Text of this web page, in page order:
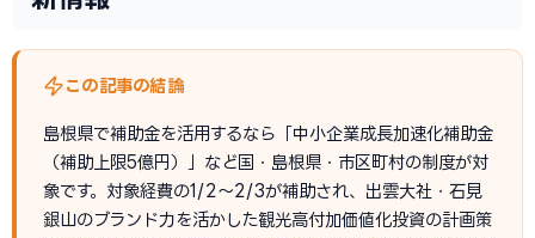
この記事の結論
島根県で補助金を活用するなら「中小企業成長加速化補助金
（補助上限5億円）」など国・島根県・市区町村の制度が対
象です。対象経費の1/2〜2/3が補助され、出雲大社・石見
銀山のブランド力を活かした観光高付加価値化投資の計画策